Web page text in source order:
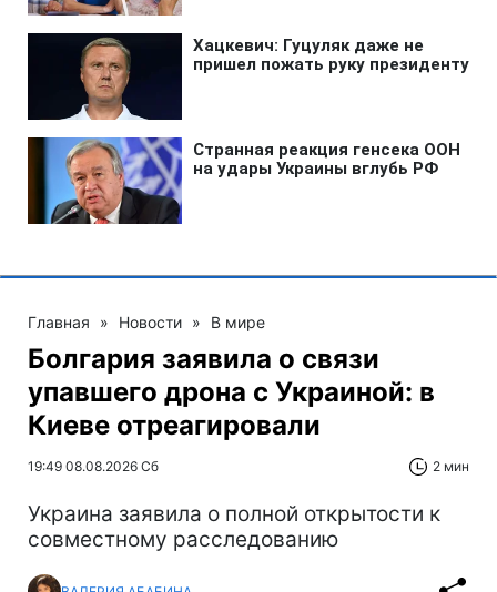
Главная » Новости » В мире
Болгария заявила о связи
упавшего дрона с Украиной: в
Киеве отреагировали
19:49 08.08.2026 Сб 2 мин
Украина заявила о полной открытости к
совместному расследованию